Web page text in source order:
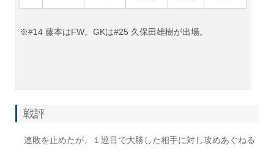
※#14 藤本はFW。GKは#25 久保田雄樹が出場。
戦評
連敗を止めたが、１巡目で大勝した相手に対し攻めあぐねる